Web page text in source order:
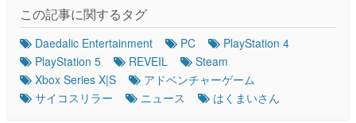
この記事に関するタグ
Daedalic Entertainment PC
PlayStation 4
PlayStation 5
REVEIL
Steam
Xbox Series X|S
アドベンチャーゲーム
サイコスリラー
ニュース はくまいさん